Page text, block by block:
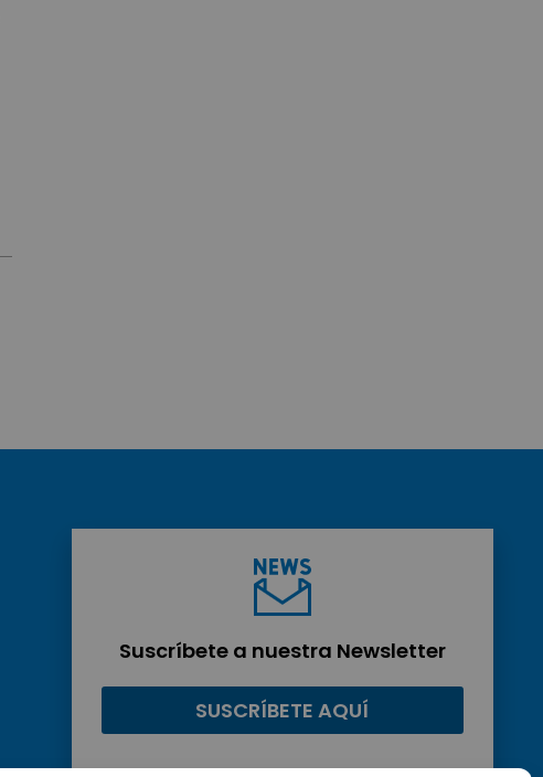
Suscríbete a nuestra Newsletter
SUSCRÍBETE AQUÍ